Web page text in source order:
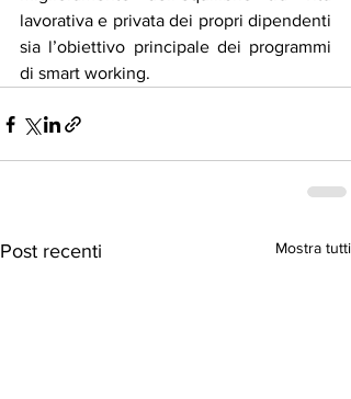
lavorativa e privata dei propri dipendenti
sia l’obiettivo principale dei programmi
di smart working.
Post recenti Mostra tutti